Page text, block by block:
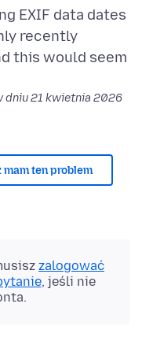
EXIF data dates
recently
this would seem
dniu21 kwietnia 2026
mam ten problem
zalogować
, jeśli nie